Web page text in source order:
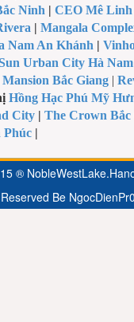
Ninh |CEO Mê Linh
|Mangala
Nam An Khánh |
Urban City Hà Nam
Bắc Giang |
Hồng Hạc Phú Mỹ
City |The Crown Bắc
Phúc |
®
Reserved Be NgocDienPr0